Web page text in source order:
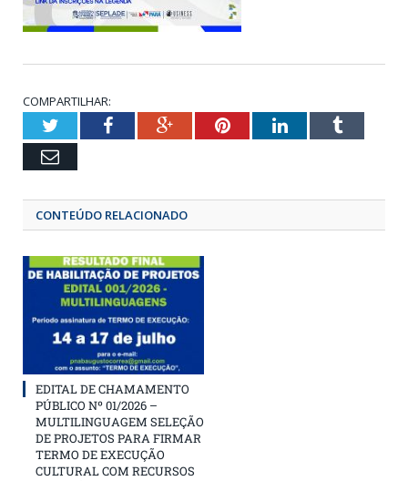
COMPARTILHAR:
TwitterFacebookGoogle+Pinterest
LinkedIn
Email
CONTEÚDO RELACIONADO
EDITAL DE CHAMAMENTO
PÚBLICO Nº 01/2026 –
MULTILINGUAGEM SELEÇÃO
DE PROJETOS PARA FIRMAR
TERMO DE EXECUÇÃO
CULTURAL COM RECURSOS